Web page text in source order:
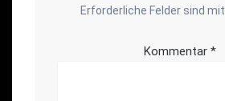
Erforderliche Felder sind mit
Kommentar *